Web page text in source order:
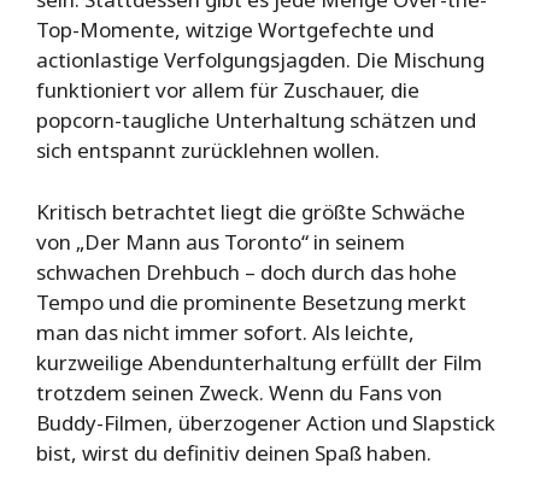
Top-Momente, witzige Wortgefechte und
actionlastige Verfolgungsjagden. Die Mischung
funktioniert vor allem für Zuschauer, die
popcorn-taugliche Unterhaltung schätzen und
sich entspannt zurücklehnen wollen.
Kritisch betrachtet liegt die größte Schwäche
von „Der Mann aus Toronto“ in seinem
schwachen Drehbuch – doch durch das hohe
Tempo und die prominente Besetzung merkt
man das nicht immer sofort. Als leichte,
kurzweilige Abendunterhaltung erfüllt der Film
trotzdem seinen Zweck. Wenn du Fans von
Buddy-Filmen, überzogener Action und Slapstick
bist, wirst du definitiv deinen Spaß haben.